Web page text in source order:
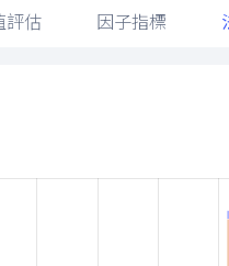
評估 因子指標